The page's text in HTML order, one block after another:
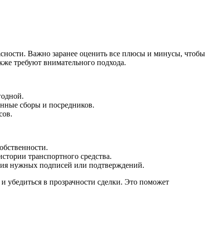
Важно заранее оценить все плюсы и минусы, чтобы
требуют внимательного подхода.
сборы и посредников.
транспортного средства.
нужных подписей или подтверждений.
в прозрачности сделки. Это поможет